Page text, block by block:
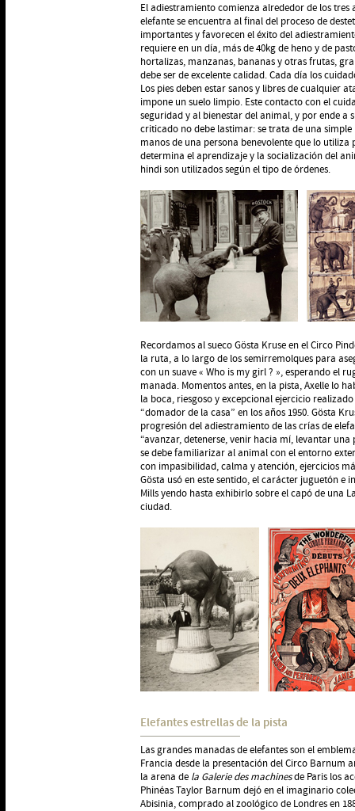
El adiestramiento comienza alrededor de los tres
elefante se encuentra al final del proceso de
importantes y favorecen el éxito del
requiere en un día, más de 40kg de heno y de
hortalizas, manzanas, bananas y otras frutas,
debe ser de excelente calidad. Cada día los
Los pies deben estar sanos y libres de cualquier
impone un suelo limpio. Este contacto con el
seguridad y al bienestar del animal, y por ende a
criticado no debe lastimar: se trata de una
manos de una persona benevolente que lo
determina el aprendizaje y la socialización del
hindi son utilizados según el tipo de órdenes.
Recordamos al sueco Gösta Kruse en el Circo
la ruta, a lo largo de los semirremolques para
con un suave « Who is my girl ? », esperando el
manada. Momentos antes, en la pista, Axelle lo
la boca, riesgoso y excepcional ejercicio
“domador de la casa” en los años 1950. Gösta
progresión del adiestramiento de las crías de
“avanzar, detenerse, venir hacia mí, levantar una
se debe familiarizar al animal con el entorno
con impasibilidad, calma y atención, ejercicios
Gösta usó en este sentido, el carácter juguetón
Mills yendo hasta exhibirlo sobre el capó de una
ciudad.
Elefantes estrellas de la pista
Las grandes manadas de elefantes son el
Francia desde la presentación del Circo Barnum
la arena de la Galerie des machinesde Paris los
Phinéas Taylor Barnum dejó en el imaginario
Abisinia, comprado al zoológico de Londres en